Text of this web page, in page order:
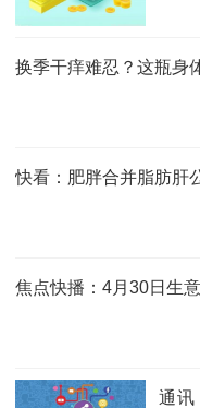
换季干痒难忍？这瓶身
快看：肥胖合并脂肪肝
焦点快播：4月30日生
通讯